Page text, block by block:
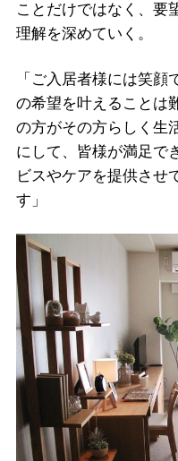
ことだけではなく、要
理解を深めていく。
「ご入居者様には笑
の希望を叶えることは
の方がその方らしく生
にして、皆様が満足で
ビスやケアを提供させ
す」